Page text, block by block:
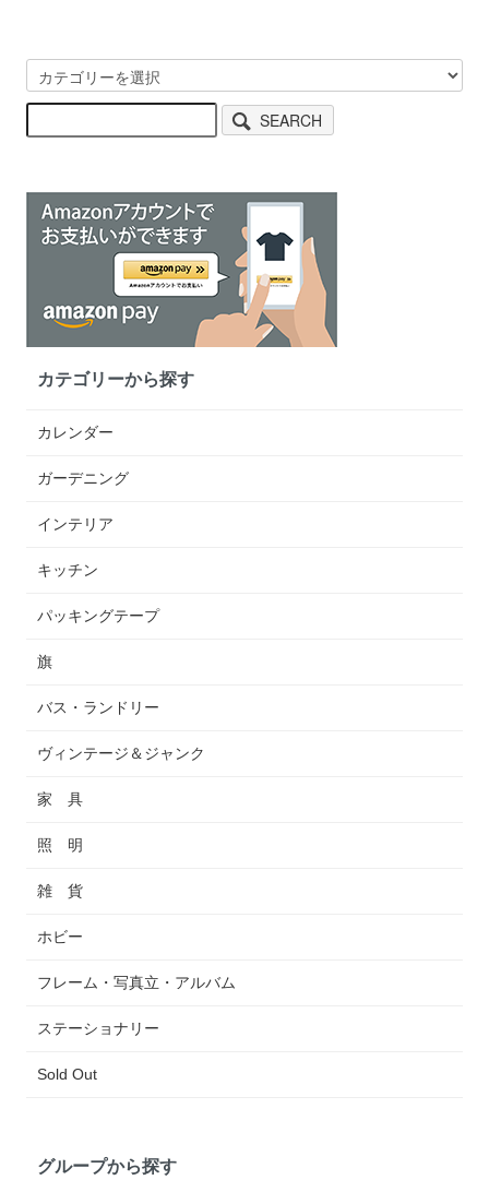
SEARCH
カテゴリーから探す
カレンダー
ガーデニング
インテリア
キッチン
パッキングテープ
旗
バス・ランドリー
ヴィンテージ＆ジャンク
家 具
照 明
雑 貨
ホビー
フレーム・写真立・アルバム
ステーショナリー
Sold Out
グループから探す